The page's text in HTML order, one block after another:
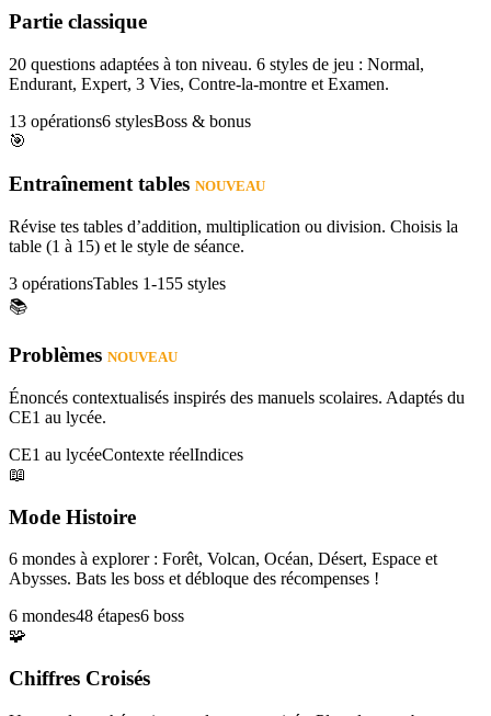
Partie classique
20 questions adaptées à ton niveau. 6 styles de jeu : Normal,
Endurant, Expert, 3 Vies, Contre-la-montre et Examen.
13 opérations6 stylesBoss & bonus
🎯
Entraînement tables NOUVEAU
Révise tes tables d’addition, multiplication ou division. Choisis la
table (1 à 15) et le style de séance.
3 opérationsTables 1-155 styles
📚
Problèmes NOUVEAU
Énoncés contextualisés inspirés des manuels scolaires. Adaptés du
CE1 au lycée.
CE1 au lycéeContexte réelIndices
📖
Mode Histoire
6 mondes à explorer : Forêt, Volcan, Océan, Désert, Espace et
Abysses. Bats les boss et débloque des récompenses !
6 mondes48 étapes6 boss
🧩
Chiffres Croisés